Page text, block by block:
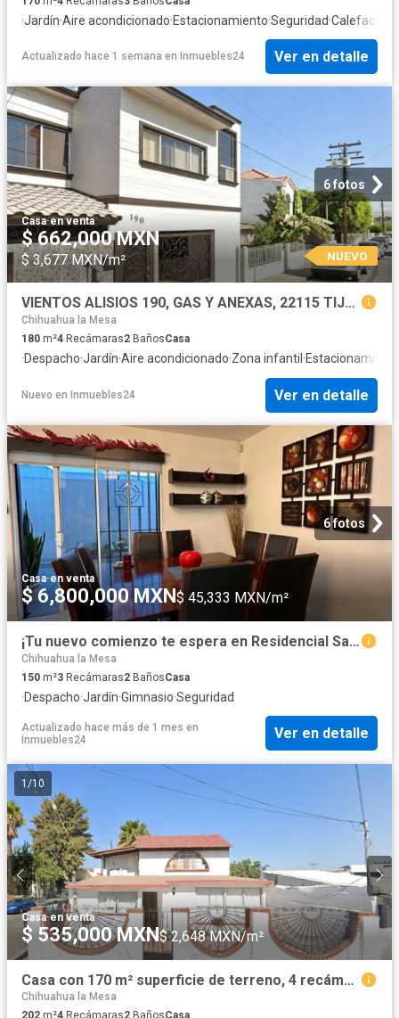
·Jardín·Aire acondicionado·Estacionamiento·Seguridad·Calefacción
Actualizado hace 1 semana en Inmuebles24 Ver en detalle
6 fotos
Casa·en venta
$ 662,000 MXN
$ 3,677 MXN/m² NUEVO
VIENTOS ALISIOS 190, GAS Y ANEXAS, 22115 TIJUANA, B.C
Chihuahua la Mesa
180 m²4 Recámaras2 BañosCasa
·Despacho·Jardín·Aire acondicionado·Zona infantil ·
Nuevo en Inmuebles24 Ver en detalle
6 fotos
Casa·en venta
$ 6,800,000 MXN$ 45,333 MXN/m²
¡Tu nuevo comienzo te espera en Residencial San Angelín!
Chihuahua la Mesa
150 m²3 Recámaras2 BañosCasa
·Despacho·Jardín·Gimnasio·Seguridad
Actualizado hace más de 1 mes en
Inmuebles24
Ver en detalle
1 /10
Casa·en venta
$ 535,000 MXN$ 2,648 MXN/m²
Casa con 170 m² superficie de terreno, 4 recámaras en venta, Tijuana
Chihuahua la Mesa